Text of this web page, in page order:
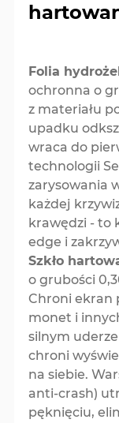
Folia
ochronna o
z materiału
upadku
wraca do
technologii
zarysowania
każdej
krawędzi - to
edge i
Szkło
o grubości
Chroni ekran
monet i
silnym
chroni
na siebie.
anti-crash)
pęknięciu,